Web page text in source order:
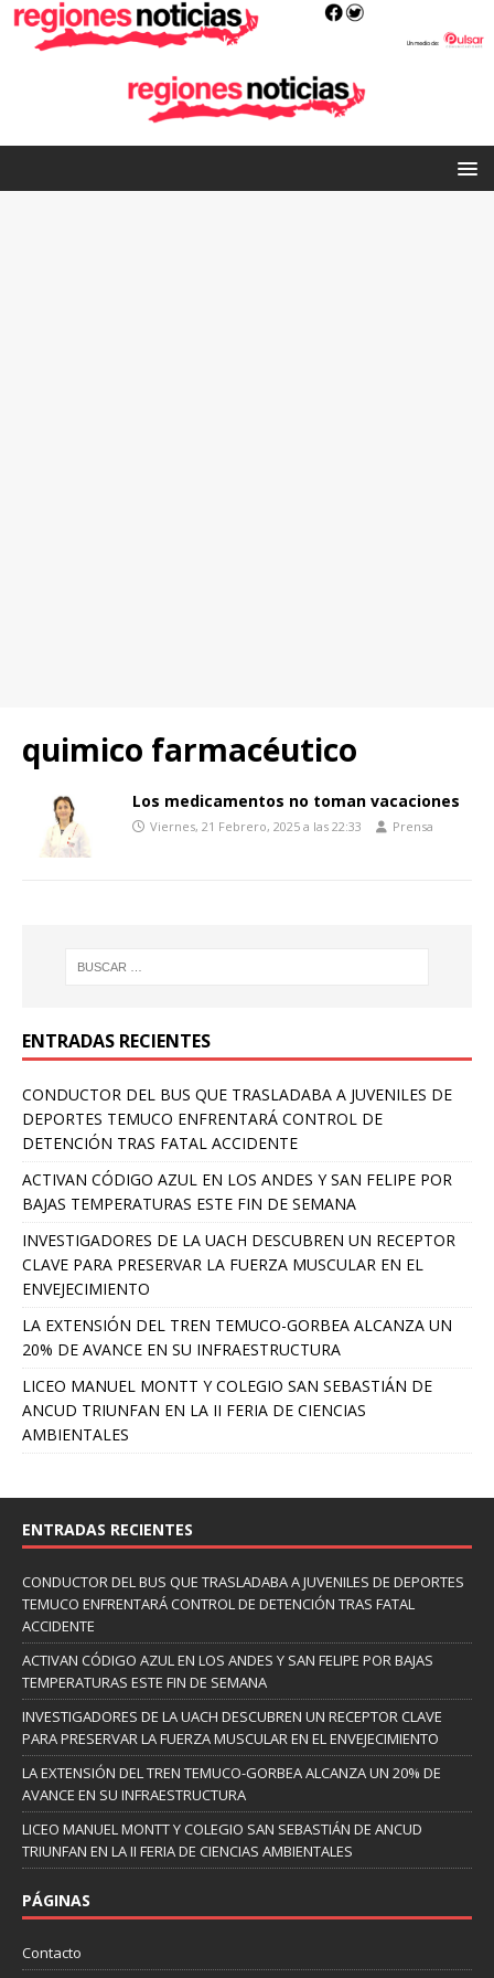
quimico farmacéutico
Los medicamentos no toman vacaciones
Viernes, 21 Febrero, 2025 a las 22:33 Prensa
ENTRADAS RECIENTES
CONDUCTOR DEL BUS QUE TRASLADABA A JUVENILES DE
DEPORTES TEMUCO ENFRENTARÁ CONTROL DE
DETENCIÓN TRAS FATAL ACCIDENTE
ACTIVAN CÓDIGO AZUL EN LOS ANDES Y SAN FELIPE POR
BAJAS TEMPERATURAS ESTE FIN DE SEMANA
INVESTIGADORES DE LA UACH DESCUBREN UN RECEPTOR
CLAVE PARA PRESERVAR LA FUERZA MUSCULAR EN EL
ENVEJECIMIENTO
LA EXTENSIÓN DEL TREN TEMUCO-GORBEA ALCANZA UN
20% DE AVANCE EN SU INFRAESTRUCTURA
LICEO MANUEL MONTT Y COLEGIO SAN SEBASTIÁN DE
ANCUD TRIUNFAN EN LA II FERIA DE CIENCIAS
AMBIENTALES
ENTRADAS RECIENTES
CONDUCTOR DEL BUS QUE TRASLADABA A JUVENILES DE DEPORTES
TEMUCO ENFRENTARÁ CONTROL DE DETENCIÓN TRAS FATAL
ACCIDENTE
ACTIVAN CÓDIGO AZUL EN LOS ANDES Y SAN FELIPE POR BAJAS
TEMPERATURAS ESTE FIN DE SEMANA
INVESTIGADORES DE LA UACH DESCUBREN UN RECEPTOR CLAVE
PARA PRESERVAR LA FUERZA MUSCULAR EN EL ENVEJECIMIENTO
LA EXTENSIÓN DEL TREN TEMUCO-GORBEA ALCANZA UN 20% DE
AVANCE EN SU INFRAESTRUCTURA
LICEO MANUEL MONTT Y COLEGIO SAN SEBASTIÁN DE ANCUD
TRIUNFAN EN LA II FERIA DE CIENCIAS AMBIENTALES
PÁGINAS
Contacto